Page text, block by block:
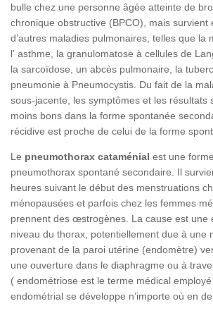
bulle chez une personne âgée atteinte de
chronique obstructive (BPCO), mais survient
d’autres maladies pulmonaires, telles que la
l’ asthme, la granulomatose à cellules de
la sarcoïdose, un abcès pulmonaire, la
pneumonie à Pneumocystis. Du fait de la
sous-jacente, les symptômes et les résultats
moins bons dans la forme spontanée
récidive est proche de celui de la forme
Le pneumothorax cataménial est une
pneumothorax spontané secondaire. Il
heures suivant le début des menstruations
ménopausées et parfois chez les femmes
prennent des œstrogènes . La cause est
niveau du thorax, potentiellement due à une
provenant de la paroi utérine (endomètre)
une ouverture dans le diaphragme ou à
( endométriose est le terme médical
endométrial se développe n’importe où en